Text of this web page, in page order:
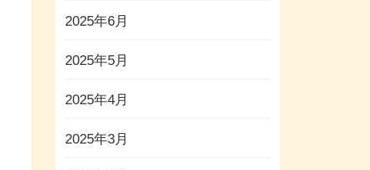
2025年6月
2025年5月
2025年4月
2025年3月